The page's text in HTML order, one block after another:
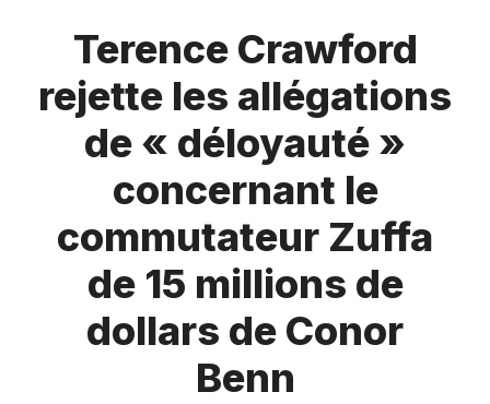
Terence Crawford
rejette les allégations
de « déloyauté »
concernant le
commutateur Zuffa
de 15 millions de
dollars de Conor
Benn